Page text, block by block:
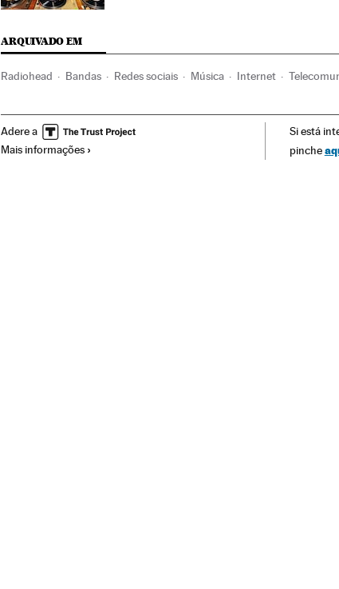
ARQUIVADO EM
Radiohead Bandas Redes sociais Música Internet
Adere a
Mais informações
Si está
pinche